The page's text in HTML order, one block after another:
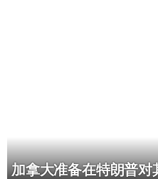
加拿大准备在特朗普